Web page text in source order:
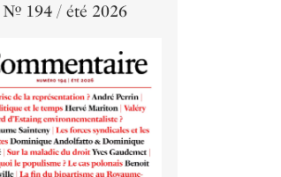
Nº 194 / été 2026